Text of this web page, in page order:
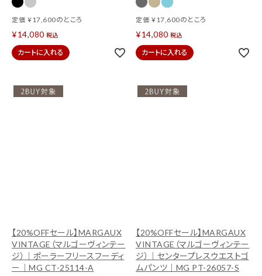
定価 ¥17,600のところ
¥14,080 税込
カートに入れる
定価 ¥17,600のところ
¥14,080 税込
カートに入れる
【20%OFFセール】MARGAUX
VINTAGE（マルゴーヴィンテー
ジ）｜ポーラーフリースフーディ
ー｜MG CT-25114-A
【20%OFFセール】MARGAUX
VINTAGE（マルゴーヴィンテー
ジ）｜センタープレスウエストゴ
ムパンツ｜MG PT-26057-S